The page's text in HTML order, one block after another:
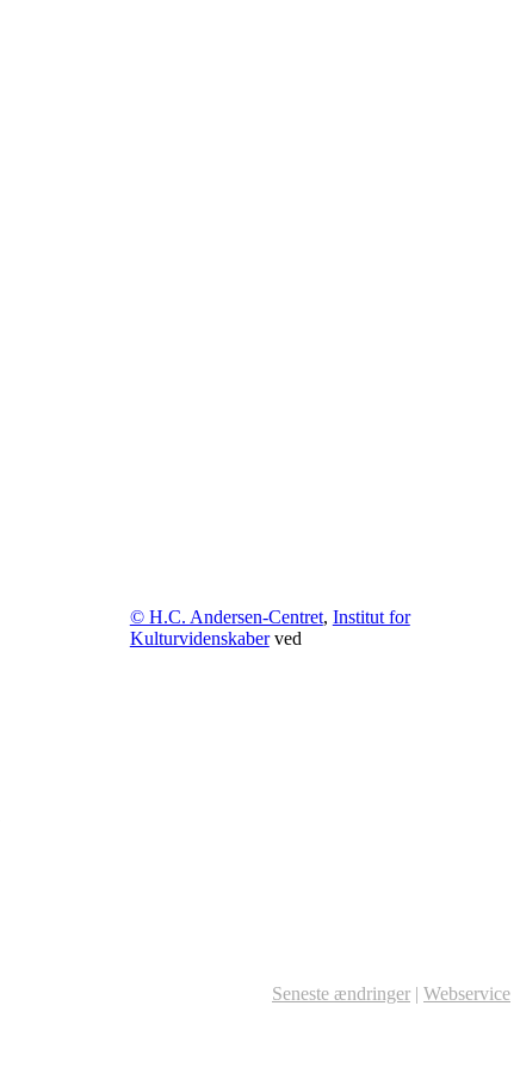
© H.C. Andersen-Centret, Institut for
Kulturvidenskaberved
Seneste ændringer | Webservice